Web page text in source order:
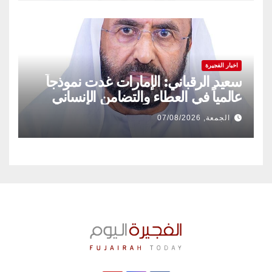
اخبار الفجيرة
سعيد الرقباني: الإمارات غدت نموذجاً
عالمياً في العطاء والتضامن الإنساني
الجمعة, 07/08/2026